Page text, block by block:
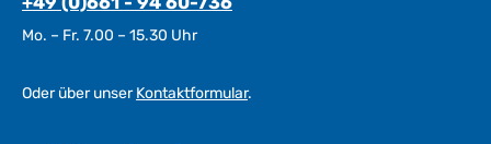
Mo. – Fr. 7.00 – 15.30 Uhr
Oder über unserKontaktformular.